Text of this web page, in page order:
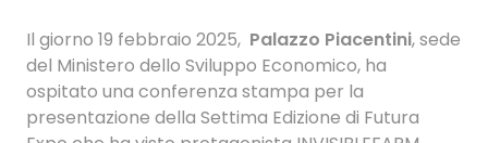
Il giorno 19 febbraio 2025, Palazzo Piacentini, sede
del Ministero dello Sviluppo Economico, ha
ospitato una conferenza stampa per la
presentazione della Settima Edizione di Futura